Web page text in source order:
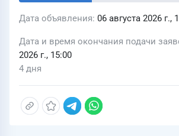
Дата объявления 06 августа 2026 г.,
Дата и время окончания подачи
2026 г., 15:00
4 дня